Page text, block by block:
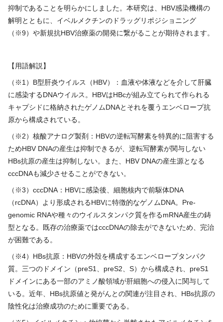
抑制であることを明らかにしました。本研究は、 HBV感染機構の
解明とともに、イベルメクチンのドラッグリポジショニング
（※9）や新規抗HBV治療薬の開発に繋がることが期待されます。
【用語解説】
（※1 ） B型肝炎ウイルス（HBV）：血液や体液などを介して肝臓
に感染するDNAウイルス。 HBVはHBcが組み立てられて作られる
キャプシドに格納されたゲノムDNAとそれを覆うエンベロープ抗
原から構成されている。
（※2）核酸アナログ製剤：HBVの逆転写酵素を特異的に阻害する
ためHBV DNAの産生は抑制できるが、逆転写酵素が関与しない
HBs抗原の産生は抑制しない。また、 HBV DNAの産生源となる
cccDNAも減少させることができない。
（※3） cccDNA ：HBVに感染後、細胞核内で前駆体DNA
（rcDNA）より形成されるHBVに特徴的なゲノムDNA。 Pre-
genomic RNAや種々のウイルスタンパク質を作るmRNA産生の鋳
型となる。既存の治療薬ではcccDNAの除去ができないため、完治
が困難である。
（※4） HBs抗原：HBVの外殻を構成するエンベロープタンパク
質。三つのドメイン（preS1 preS2 S）から構成され、 preS1
ドメインにある一部のアミノ酸領域が肝細胞への侵入に関与して
いる。近年、 HBs抗原値と発がんとの関連が注目され、 HBs抗原の
陰性化は治療成功のために重要である。